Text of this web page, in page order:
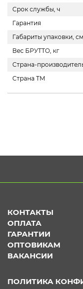
Срок службы, ч
Гарантия
Габариты упаковки, см
Вес БРУТТО, кг
Страна-
Страна ТМ
КОНТАКТЫ
ОПЛАТА
ГАРАНТИИ
ОПТОВИКАМ
ВАКАНСИИ
ПОЛИТИКА